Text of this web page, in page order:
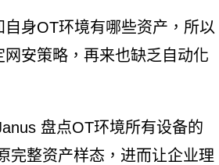
身OT环境有哪些资产，所以
安策略，再来也缺乏自动化
盘点OT环境所有设备的
完整资产样态，进而让企业理